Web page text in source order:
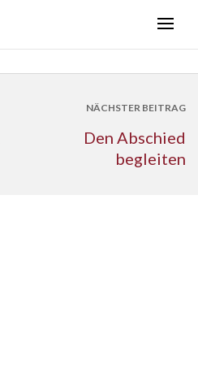
NÄCHSTER BEITRAG
Den Abschied
begleiten